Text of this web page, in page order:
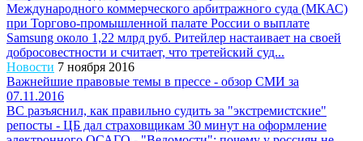
Международного коммерческого арбитражного суда (МКАС)
при Торгово-промышленной палате России о выплате
Samsung около 1,22 млрд руб. Ритейлер настаивает на своей
добросовестности и считает, что третейский суд...
Новости 7 ноября 2016
Важнейшие правовые темы в прессе - обзор СМИ за
07.11.2016
ВС разъяснил, как правильно судить за "экстремистские"
репосты - ЦБ дал страховщикам 30 минут на оформление